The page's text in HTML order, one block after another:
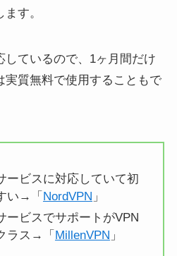
す。
しているので、1ヶ月間だけ
実質無料で使用することもで
ービスに対応していて初
い→「 NordVPN 」
ービスでサポートがVPN
ラス→「 MillenVPN 」